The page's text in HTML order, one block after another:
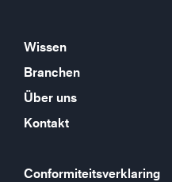
Wissen
Branchen
Über uns
Kontakt
Conformiteitsverklaring